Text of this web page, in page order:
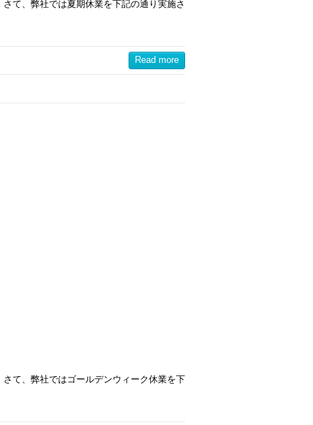
て、弊社では夏期休業を下記の通り実施さ
Read more
て、弊社ではゴールデンウィーク休業を下